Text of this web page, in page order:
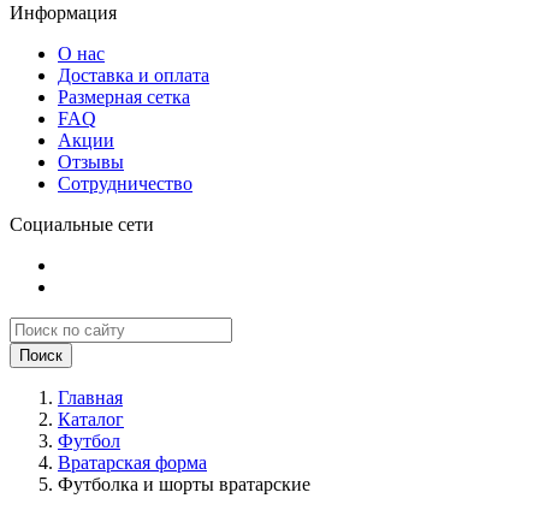
Информация
О нас
Доставка и оплата
Размерная сетка
FAQ
Акции
Отзывы
Сотрудничество
Социальные сети
Поиск
Главная
Каталог
Футбол
Вратарская форма
Футболка и шорты вратарские